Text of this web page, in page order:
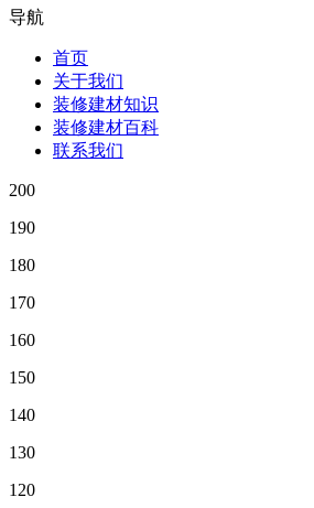
导航
首页
关于我们
装修建材知识
装修建材百科
联系我们
200
190
180
170
160
150
140
130
120